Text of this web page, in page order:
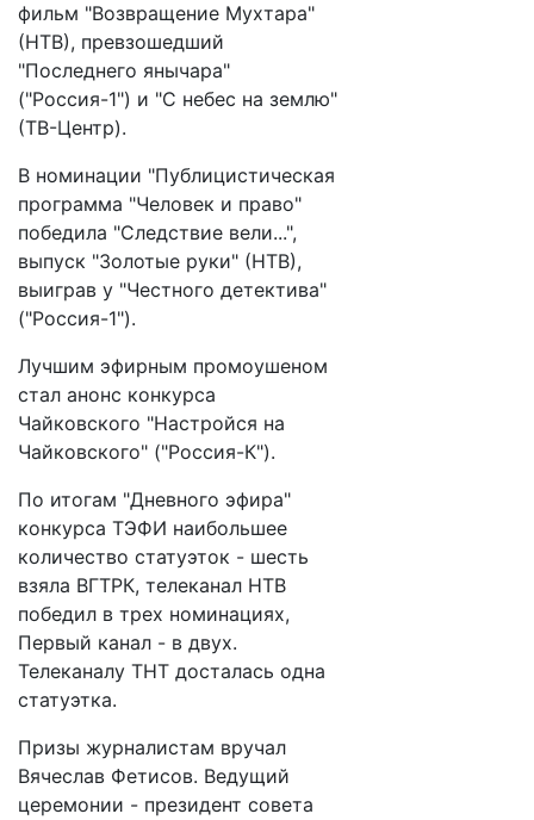
фильм "Возвращение Мухтара"
(НТВ), превзошедший
"Последнего янычара"
("Россия-1") и "С небес на землю"
(ТВ-Центр).
В номинации "Публицистическая
программа "Человек и право"
победила "Следствие вели...",
выпуск "Золотые руки" (НТВ),
выиграв у "Честного детектива"
("Россия-1").
Лучшим эфирным промоушеном
стал анонс конкурса
Чайковского "Настройся на
Чайковского" ("Россия-К").
По итогам "Дневного эфира"
конкурса ТЭФИ наибольшее
количество статуэток - шесть
взяла ВГТРК, телеканал НТВ
победил в трех номинациях,
Первый канал - в двух.
Телеканалу ТНТ досталась одна
статуэтка.
Призы журналистам вручал
Вячеслав Фетисов. Ведущий
церемонии - президент совета